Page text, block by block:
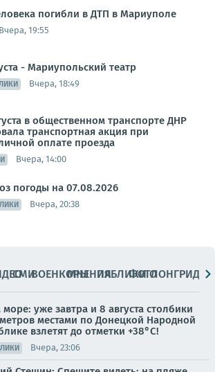
погибли в ДТП в Мариуполе
Вчера, 19:55
- Мариупольский театр
Вчера, 18:49
в общественном транспорте ДНР
транспортная акция при
оплате проезда
Вчера, 14:00
погоды на 07.08.2026
Вчера, 20:38
СМИВОЕНКОРЫМНЕНИЯПАБЛИКИ
ФОТОЛОНГРИДЫ
море: уже завтра и 8 августа столбики
местами по Донецкой Народной
взлетят до отметки +38°C!
Вчера, 23:06